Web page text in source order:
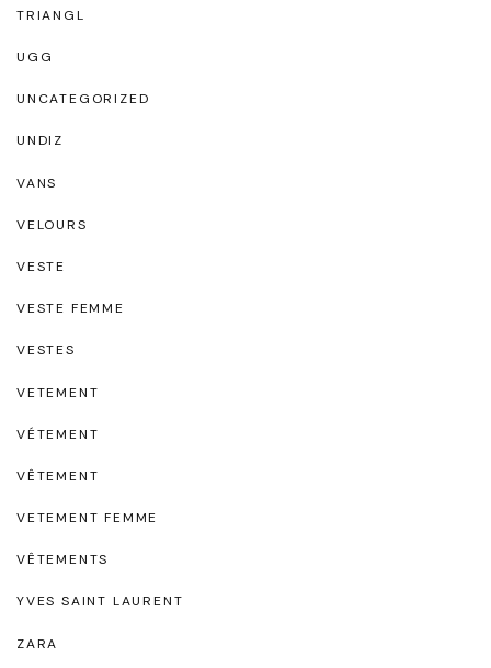
TRIANGL
UGG
UNCATEGORIZED
UNDIZ
VANS
VELOURS
VESTE
VESTE FEMME
VESTES
VETEMENT
VÉTEMENT
VÊTEMENT
VETEMENT FEMME
VÊTEMENTS
YVES SAINT LAURENT
ZARA